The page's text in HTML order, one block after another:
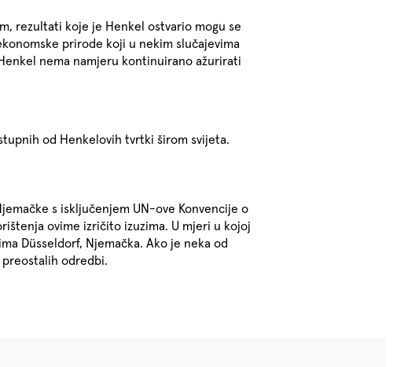
rezultati koje je Henkel ostvario mogu se
prirode koji u nekim slučajevima
nema namjeru kontinuirano ažurirati
od Henkelovih tvrtki širom svijeta.
s isključenjem UN-ove Konvencije o
ovime izričito izuzima. U mjeri u kojoj
Düsseldorf, Njemačka. Ako je neka od
odredbi.